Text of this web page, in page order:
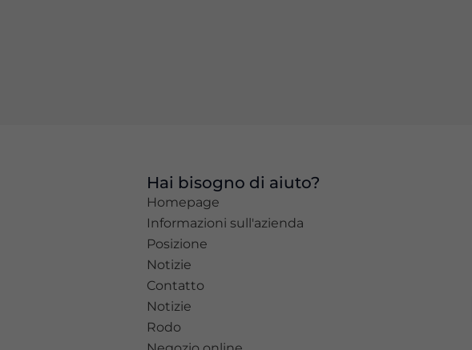
Hai bisogno di aiuto?
Homepage
Informazioni sull'azienda
Posizione
Notizie
Contatto
Notizie
Rodo